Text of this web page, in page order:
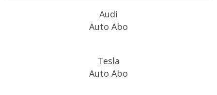
Audi
Auto Abo
Tesla
Auto Abo